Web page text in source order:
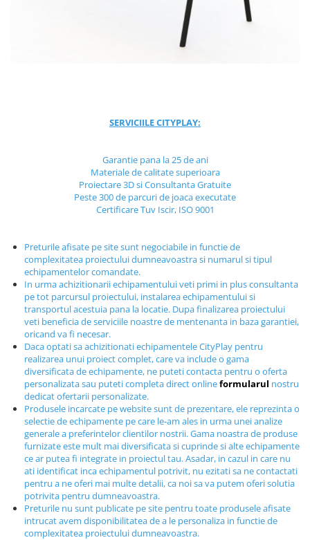
Ciclism
Street Workout
Terenuri Multisport
Trasee Ninja
Echipamente fitness
Mese de jocuri
MOBILIER URBAN
Garduri/Imprejmuiri
Cosuri de gunoi
Panouri pentru informare/Marcaje
Foisoare si pergole
Rastel Biciclete
Banci
SERVICIILE CITYPLAY:
Garantie pana la 25 de ani
Materiale de calitate superioara
Proiectare 3D si Consultanta Gratuite
Peste 300 de parcuri de joaca executate
Certificare Tuv Iscir, ISO 9001
Preturile afisate pe site sunt negociabile in functie de
complexitatea proiectului dumneavoastra si numarul si tipul
echipamentelor comandate.
In urma achizitionarii echipamentului veti primi in plus consultanta
pe tot parcursul proiectului, instalarea echipamentului si
transportul acestuia pana la locatie. Dupa finalizarea proiectului
veti beneficia de serviciile noastre de mentenanta in baza garantiei,
oricand va fi necesar.
Daca optati sa achizitionati echipamentele CityPlay pentru
realizarea unui proiect complet, care va include o gama
diversificata de echipamente, ne puteti contacta pentru o oferta
personalizata sau puteti completa direct onlineformularul nostru
dedicat ofertarii personalizate.
Produsele incarcate pe website sunt de prezentare, ele reprezinta o
selectie de echipamente pe care le-am ales in urma unei analize
generale a preferintelor clientilor nostrii. Gama noastra de produse
furnizate este mult mai diversificata si cuprinde si alte echipamente
ce ar putea fi integrate in proiectul tau. Asadar, in cazul in care nu
ati identificat inca echipamentul potrivit, nu ezitati sa ne contactati
pentru a ne oferi mai multe detalii, ca noi sa va putem oferi solutia
potrivita pentru dumneavoastra.
Preturile nu sunt publicate pe site pentru toate produsele afisate
intrucat avem disponibilitatea de a le personaliza in functie de
complexitatea proiectului dumneavoastra.